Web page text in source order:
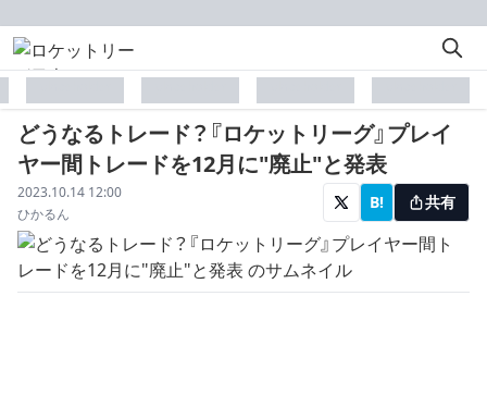
どうなるトレード？『ロケットリーグ』プレイ
ヤー間トレードを12月に"廃止"と発表
配信日
2023.10.14 12:00
著者
ひかるん
B! 共有